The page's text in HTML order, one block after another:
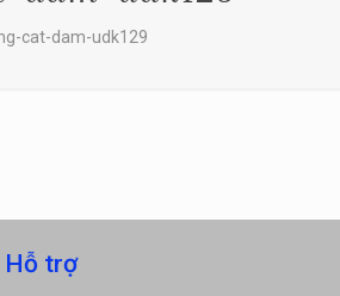
cat-dam-udk129
Hỗ trợ